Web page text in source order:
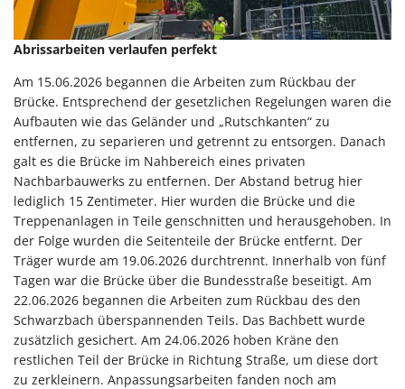
Abrissarbeiten verlaufen perfekt
Am 15.06.2026 begannen die Arbeiten zum Rückbau der
Brücke. Entsprechend der gesetzlichen Regelungen waren die
Aufbauten wie das Geländer und „Rutschkanten“ zu
entfernen, zu separieren und getrennt zu entsorgen. Danach
galt es die Brücke im Nahbereich eines privaten
Nachbarbauwerks zu entfernen. Der Abstand betrug hier
lediglich 15 Zentimeter. Hier wurden die Brücke und die
Treppenanlagen in Teile genschnitten und herausgehoben. In
der Folge wurden die Seitenteile der Brücke entfernt. Der
Träger wurde am 19.06.2026 durchtrennt. Innerhalb von fünf
Tagen war die Brücke über die Bundesstraße beseitigt. Am
22.06.2026 begannen die Arbeiten zum Rückbau des den
Schwarzbach überspannenden Teils. Das Bachbett wurde
zusätzlich gesichert. Am 24.06.2026 hoben Kräne den
restlichen Teil der Brücke in Richtung Straße, um diese dort
zu zerkleinern. Anpassungsarbeiten fanden noch am